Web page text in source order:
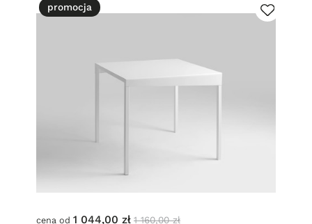
cena od 1 044,00 zł 1 160,00 zł
promocja